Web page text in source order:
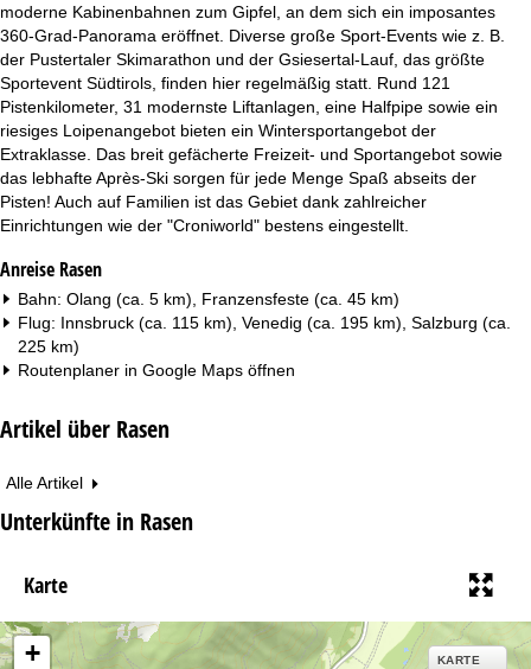
moderne Kabinenbahnen zum Gipfel, an dem sich ein imposantes
360-Grad-Panorama eröffnet. Diverse große Sport-Events wie z. B.
der Pustertaler Skimarathon und der Gsiesertal-Lauf, das größte
Sportevent Südtirols, finden hier regelmäßig statt. Rund 121
Pistenkilometer, 31 modernste Liftanlagen, eine Halfpipe sowie ein
riesiges Loipenangebot bieten ein Wintersportangebot der
Extraklasse. Das breit gefächerte Freizeit- und Sportangebot sowie
das lebhafte Après-Ski sorgen für jede Menge Spaß abseits der
Pisten! Auch auf Familien ist das Gebiet dank zahlreicher
Einrichtungen wie der "Croniworld" bestens eingestellt.
Anreise Rasen
Bahn: Olang (ca. 5 km), Franzensfeste (ca. 45 km)
Flug: Innsbruck (ca. 115 km), Venedig (ca. 195 km), Salzburg (ca.
225 km)
Routenplaner in Google Maps öffnen
Artikel über Rasen
Alle Artikel
Unterkünfte in Rasen
Karte
+ KARTE